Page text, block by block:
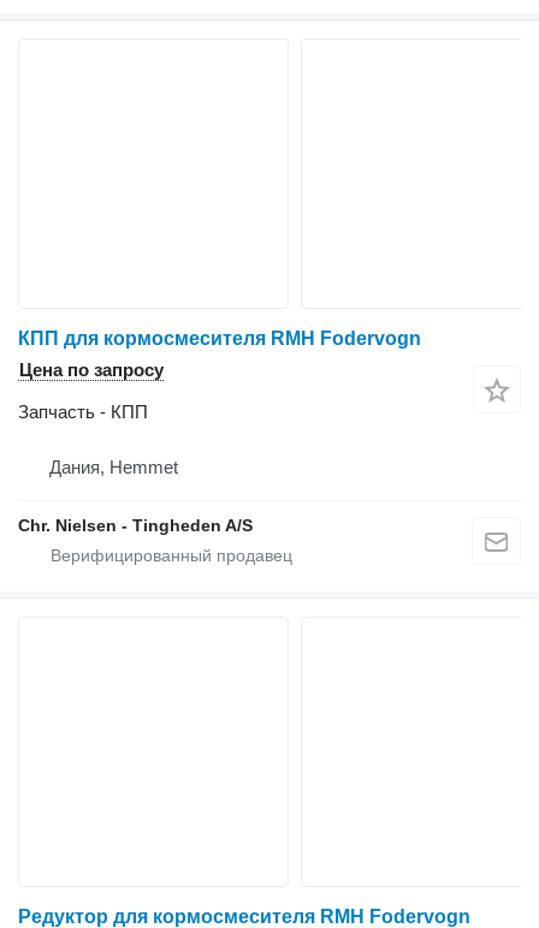
КПП для кормосмесителя RMH Fodervogn
Цена по запросу
Запчасть - КПП
Дания, Hemmet
Chr. Nielsen - Tingheden A/S
Редуктор для кормосмесителя RMH Fodervogn